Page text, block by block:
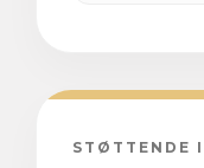
STØTTENDE